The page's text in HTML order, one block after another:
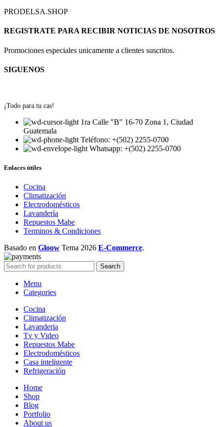
PRODELSA.SHOP
REGISTRATE PARA RECIBIR NOTICIAS DE NOSOTROS
Promociones especiales unicamente a clientes suscritos.
SIGUENOS
¡Todo para tu cas!
1ra Calle "B" 16-70 Zona 1, Ciudad
Guatemala
Teléfono: +(502) 2255-0700
Whatsapp: +(502) 2255-0700
Enlaces útiles
Cocina
Climatización
Electrodomésticos
Lavandería
Repuestos Mabe
Terminos & Condiciones
Basado en Gloow Tema 2026 E-Commerce.
Search
Menu
Categories
Cocina
Climatización
Lavanderia
Tv y Video
Repuestos Mabe
Electrodomésticos
Casa inteligente
Refrigeración
Home
Shop
Blog
Portfolio
About us